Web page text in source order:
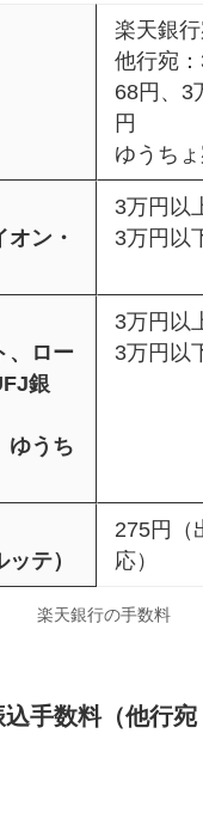
楽天銀
他行宛
68円、3
円
ゆうち
オン・
3万円以
3万円以
、ロー
銀
ゆうち
3万円以
3万円以
ッテ）
275円（
応）
楽天銀行の手数料
手数料（他行